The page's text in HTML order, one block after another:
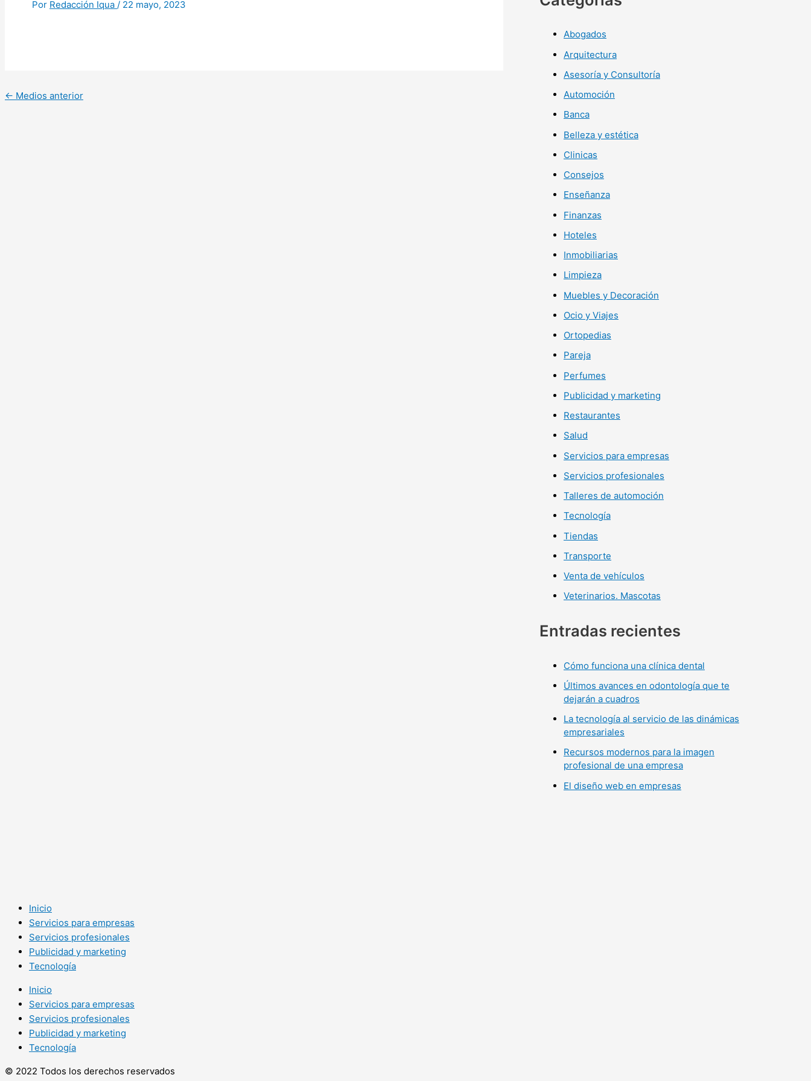
Por Redacción Iqua / 22 mayo, 2023
← Medios anterior
Abogados
Arquitectura
Asesoría y Consultoría
Automoción
Banca
Belleza y estética
Clinicas
Consejos
Enseñanza
Finanzas
Hoteles
Inmobiliarias
Limpieza
Muebles y Decoración
Ocio y Viajes
Ortopedias
Pareja
Perfumes
Publicidad y marketing
Restaurantes
Salud
Servicios para empresas
Servicios profesionales
Talleres de automoción
Tecnología
Tiendas
Transporte
Venta de vehículos
Veterinarios. Mascotas
Entradas recientes
Cómo funciona una clínica dental
Últimos avances en odontología que te
dejarán a cuadros
La tecnología al servicio de las dinámicas
empresariales
Recursos modernos para la imagen
profesional de una empresa
El diseño web en empresas
Inicio
Servicios para empresas
Servicios profesionales
Publicidad y marketing
Tecnología
Inicio
Servicios para empresas
Servicios profesionales
Publicidad y marketing
Tecnología
© 2022 Todos los derechos reservados